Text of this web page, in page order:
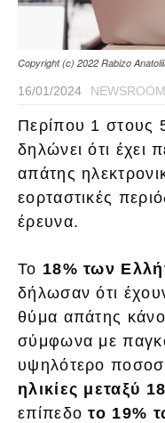
Copyright (c) 2022 Rabizo
16/01/2024 NEWSROOM
Περίπου 1 στους
δηλώνει ότι έχει
απάτης
εορταστικές
έρευνα.
Το 18% των
δήλωσαν ότι
θύμα απάτης
σύμφωνα με
υψηλότερο
ηλικίες μεταξύ
επίπεδοτο 19%